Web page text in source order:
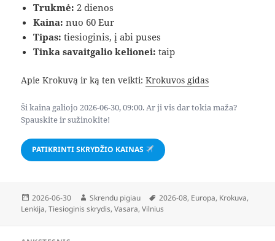
Trukmė: 2 dienos
Kaina: nuo 60 Eur
Tipas: tiesioginis, į abi puses
Tinka savaitgalio kelionei: taip
Apie Krokuvą ir ką ten veikti:Krokuvos gidas
Ši kaina galiojo 2026-06-30, 09:00. Ar ji vis dar tokia maža?
Spauskite ir sužinokite!
PATIKRINTI SKRYDŽIO KAINAS
Paskelbta
2026-06-30 Autorius
Skrendu pigiau Žymos
2026-08, Europa, Krokuva,
Lenkija,Tiesioginis skrydis,Vasara,Vilnius